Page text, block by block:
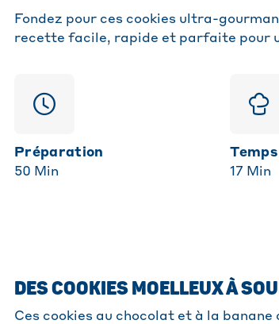
Fondez pour ces cookies ultra-
recette facile, rapide et parfaite pour
Préparation
50 Min
17 Min
DES COOKIES MOELLEUX À
Ces cookies au chocolat et à la